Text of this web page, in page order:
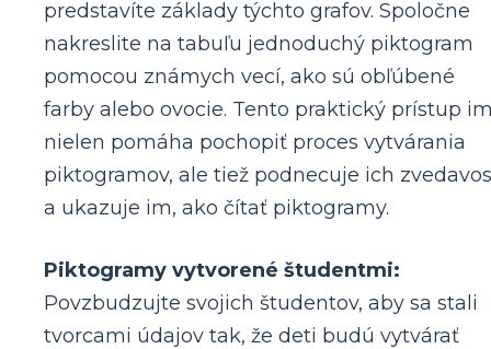
predstavíte základy týchto grafov. Spoločne
nakreslite na tabuľu jednoduchý piktogram
pomocou známych vecí, ako sú obľúbené
farby alebo ovocie. Tento praktický prístup
nielen pomáha pochopiť proces vytvárania
piktogramov, ale tiež podnecuje ich
a ukazuje im, ako čítať piktogramy.
Piktogramy vytvorené študentmi:
Povzbudzujte svojich študentov, aby sa stali
tvorcami údajov tak, že deti budú vytvárať